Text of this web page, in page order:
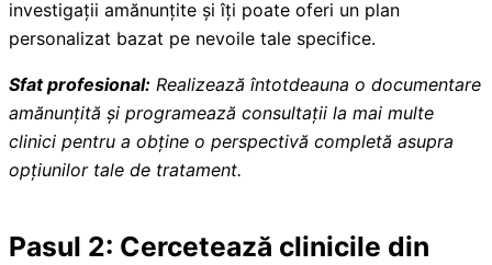
investigații amănunțite și îți poate oferi un plan
personalizat bazat pe nevoile tale specifice.
Sfat profesional: Realizează întotdeauna o documentare
amănunțită și programează consultații la mai multe
clinici pentru a obține o perspectivă completă asupra
opțiunilor tale de tratament.
Pasul 2: Cercetează clinicile din